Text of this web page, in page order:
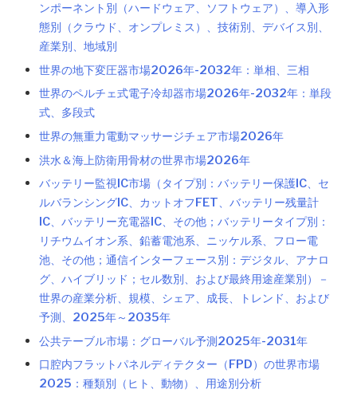
ンポーネント別（ハードウェア、ソフトウェア）、導入形
態別（クラウド、オンプレミス）、技術別、デバイス別、
産業別、地域別
世界の地下変圧器市場2026年-2032年：単相、三相
世界のペルチェ式電子冷却器市場2026年-2032年：単段
式、多段式
世界の無重力電動マッサージチェア市場2026年
洪水＆海上防衛用骨材の世界市場2026年
バッテリー監視IC市場（タイプ別：バッテリー保護IC、セ
ルバランシングIC、カットオフFET、バッテリー残量計
IC、バッテリー充電器IC、その他；バッテリータイプ別：
リチウムイオン系、鉛蓄電池系、ニッケル系、フロー電
池、その他；通信インターフェース別：デジタル、アナロ
グ、ハイブリッド；セル数別、および最終用途産業別）－
世界の産業分析、規模、シェア、成長、トレンド、および
予測、2025年～2035年
公共テーブル市場：グローバル予測2025年-2031年
口腔内フラットパネルディテクター（FPD）の世界市場
2025：種類別（ヒト、動物）、用途別分析